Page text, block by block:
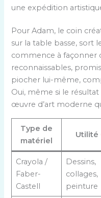
une expédition
Pour Adam, le coin
sur la table basse, sort
commence à façonner
reconnaissables,
piocher lui-même,
Oui, même si le
œuvre d’art moderne
Type de
matériel
Utilité
Crayola /
Faber-
Castell
Dessins,
collages,
peinture